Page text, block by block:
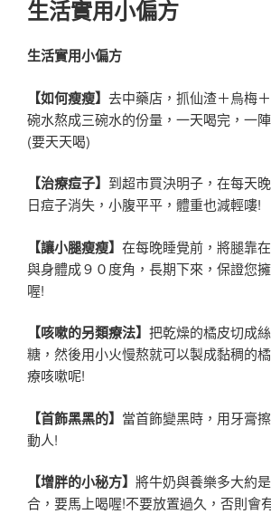
生活實用小偏方
生活實用小偏方
【如何瘦瘦】 去中藥店，抓仙渣＋烏梅
碗水熬成三碗水的份量，一天喝完，一
(要天天喝)
【治療痘子】 到超市買決明子，在每天
日痘子消失，小腹平平，體重也減輕嘍!
【讓小腿瘦瘦】 在每晚睡覺前，將腿靠
與身體成９０度角，長期下來，保證您
喔!
【咳嗽的另類療法】 把乾燥的橘皮切成
糖，然後用小火慢熬就可以製成黏稠的
療咳嗽呢!
【首飾黑黑的】 當首飾變黑時，用牙膏
動人!
【增胖的小秘方】 將牛奶與養樂多大約
合，要馬上喝喔!不要放置過久，否則會